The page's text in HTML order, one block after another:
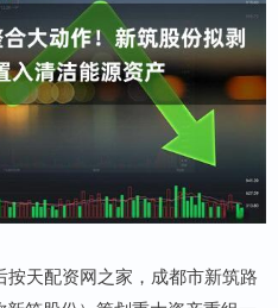
按天配资网之家，成都市新筑路